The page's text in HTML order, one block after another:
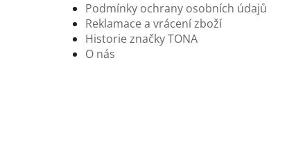
Podmínky ochrany osobních údajů
Reklamace a vrácení zboží
Historie značky TONA
O nás